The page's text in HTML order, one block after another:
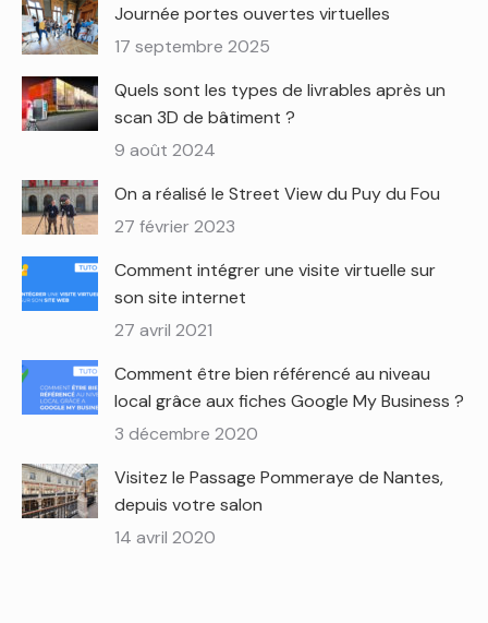
Journée portes ouvertes virtuelles
17 septembre 2025
Quels sont les types de livrables après un
scan 3D de bâtiment ?
9 août 2024
On a réalisé le Street View du Puy du Fou
27 février 2023
Comment intégrer une visite virtuelle sur
son site internet
27 avril 2021
Comment être bien référencé au niveau
local grâce aux fiches Google My Business ?
3 décembre 2020
Visitez le Passage Pommeraye de Nantes,
depuis votre salon
14 avril 2020